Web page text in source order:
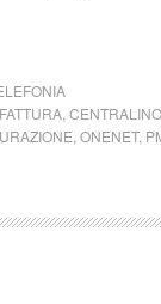
ONENET,